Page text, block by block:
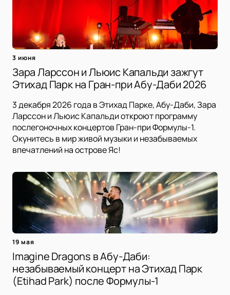
3 июня
Зара Ларссон и Льюис Капальди зажгут
Этихад Парк на Гран-при Абу-Даби 2026
3 декабря 2026 года в Этихад Парке, Абу-Даби, Зара
Ларссон и Льюис Капальди откроют программу
послегоночных концертов Гран-при Формулы-1.
Окунитесь в мир живой музыки и незабываемых
впечатлений на острове Яс!
19 мая
Imagine Dragons в Абу-Даби:
незабываемый концерт на Этихад Парк
(Etihad Park) после Формулы-1